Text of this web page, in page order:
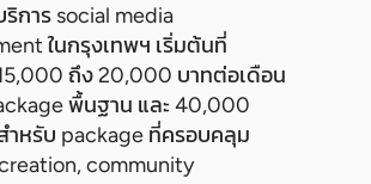
ริการ social media
ในกรุงเทพฯ เริ่มต้นที่
ถึง 20,000 บาทต่อเดือน
พื้นฐาน และ 40,000
ำหรับ package ที่ครอบคลุม
community